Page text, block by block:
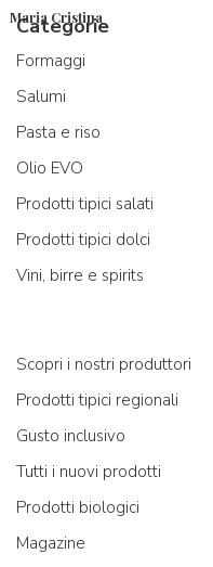
Maria Cristina
Categorie
Formaggi
Salumi
Pasta e riso
Olio EVO
Prodotti tipici salati
Prodotti tipici dolci
Vini, birre e spirits
Scopri i nostri produttori
Prodotti tipici regionali
Gusto inclusivo
Tutti i nuovi prodotti
Prodotti biologici
Magazine